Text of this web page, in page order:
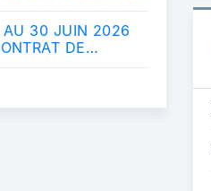
AU 30 JUIN 2026
DE